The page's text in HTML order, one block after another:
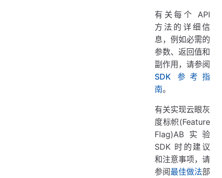
有关每个 API
方法的详细信
息，例如必需的
参数、返回值和
副作用，请参阅
SDK 参考指
南。
有关实现云眼灰
度标帜(Feature
Flag)AB实验
SDK 时的建议
和注意事项，请
参阅最佳做法部